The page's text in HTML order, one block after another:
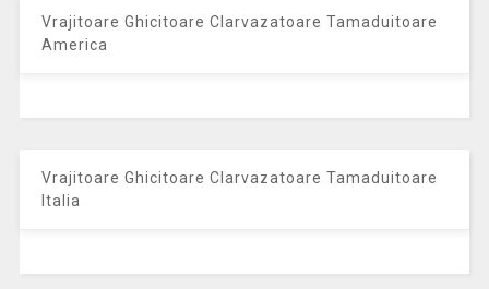
Vrajitoare Ghicitoare Clarvazatoare Tamaduitoare
America
Vrajitoare Ghicitoare Clarvazatoare Tamaduitoare
Italia